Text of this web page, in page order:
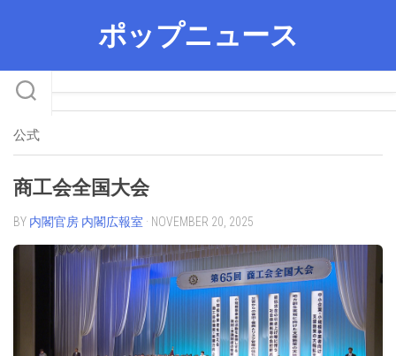
ポップニュース
公式
商工会全国大会
BY 内閣官房 内閣広報室 · NOVEMBER 20, 2025